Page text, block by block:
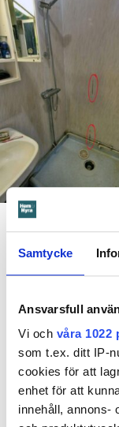
Samtycke
Ansvarsfull
Vi och våra 1022
som t.ex. ditt IP-
cookies för att
enhet för att
innehåll, annons-
En inspektion visade att
1995 men måste
i hyresnämnden
Skada
Det var när